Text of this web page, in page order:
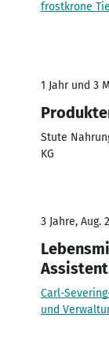
frostkrone
1 Jahr und 3
Stute
KG
3 Jahre, Aug.
Carl-
und